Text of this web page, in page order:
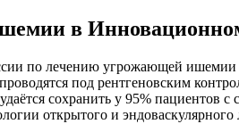
в
по лечению угрожающей ишемии
под рентгеновским
сохранить у 95%
открытого и эндоваскулярного